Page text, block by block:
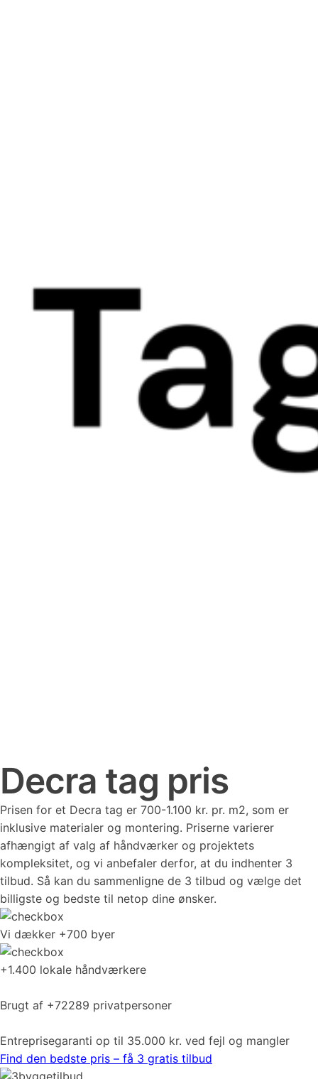
Decra tag pris
Prisen for et Decra tag er 700-1.100 kr. pr. m2, som er
inklusive materialer og montering. Priserne varierer
afhængigt af valg af håndværker og projektets
kompleksitet, og vi anbefaler derfor, at du indhenter 3
tilbud. Så kan du sammenligne de 3 tilbud og vælge det
billigste og bedste til netop dine ønsker.
Vi dækker +700 byer
+1.400 lokale håndværkere
Brugt af +72289 privatpersoner
Entreprisegaranti op til 35.000 kr. ved fejl og mangler
Find den bedste pris – få 3 gratis tilbud